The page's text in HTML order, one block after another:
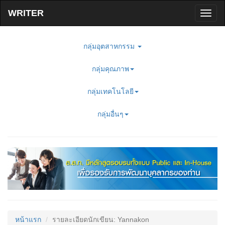
กลุ่มอุตสาหกรรม
กลุ่มคุณภาพ
กลุ่มเทคโนโลยี
กลุ่มอื่นๆ
หน้าแรก รายละเอียดนักเขียน: Yannakon